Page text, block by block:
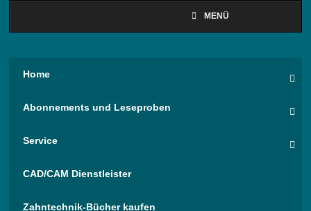
MENÜ
Home
Abonnements und Leseproben
Service
CAD/CAM Dienstleister
Zahntechnik-Bücher kaufen